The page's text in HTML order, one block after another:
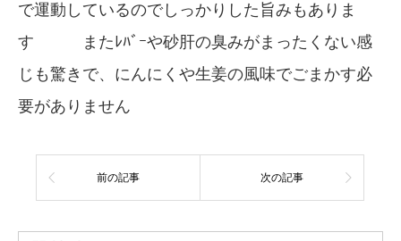
で運動しているのでしっかりした旨みもありま
す またﾚﾊﾞｰや砂肝の臭みがまったくない感
じも驚きで、にんにくや生姜の風味でごまかす必
要がありません
前の記事 次の記事